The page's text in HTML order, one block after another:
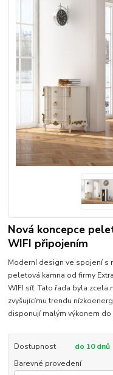
Nová koncepce
WIFI připojením
Moderní design ve spojení s
peletová kamna od firmy
WIFI síť. Tato řada byla zcela
zvyšujícímu trendu
disponují malým výkonem do
Dostupnost
do 10 dnů
Barevné provedení